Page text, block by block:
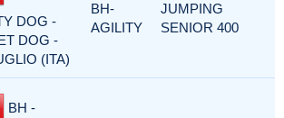
DOG -
DOG -
(ITA)
BH-
AGILITY
JUMPING
SENIOR 400
BH -